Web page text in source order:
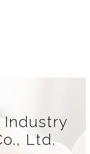
Industry
Ltd.